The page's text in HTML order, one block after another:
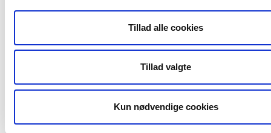
Tillad alle cookies
Tillad valgte
Kun nødvendige cookies
Kjærgaard
Kalim Thomas
Zarp